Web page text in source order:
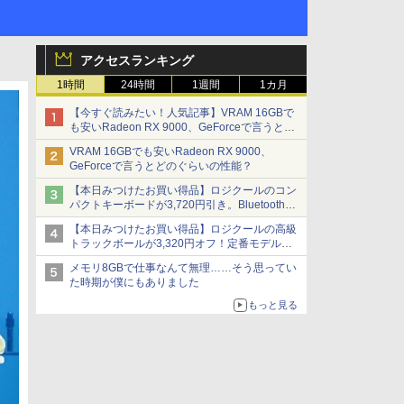
アクセスランキング
1時間 24時間 1週間 1カ月
【今すぐ読みたい！人気記事】VRAM 16GBで
も安いRadeon RX 9000、GeForceで言うとど
のぐらいの性能？ - PC Watch
VRAM 16GBでも安いRadeon RX 9000、
GeForceで言うとどのぐらいの性能？
【本日みつけたお買い得品】ロジクールのコン
パクトキーボードが3,720円引き。Bluetoothで3
台接続対応
【本日みつけたお買い得品】ロジクールの高級
トラックボールが3,320円オフ！定番モデルも
5,280円に割引中
メモリ8GBで仕事なんて無理……そう思ってい
た時期が僕にもありました
もっと見る